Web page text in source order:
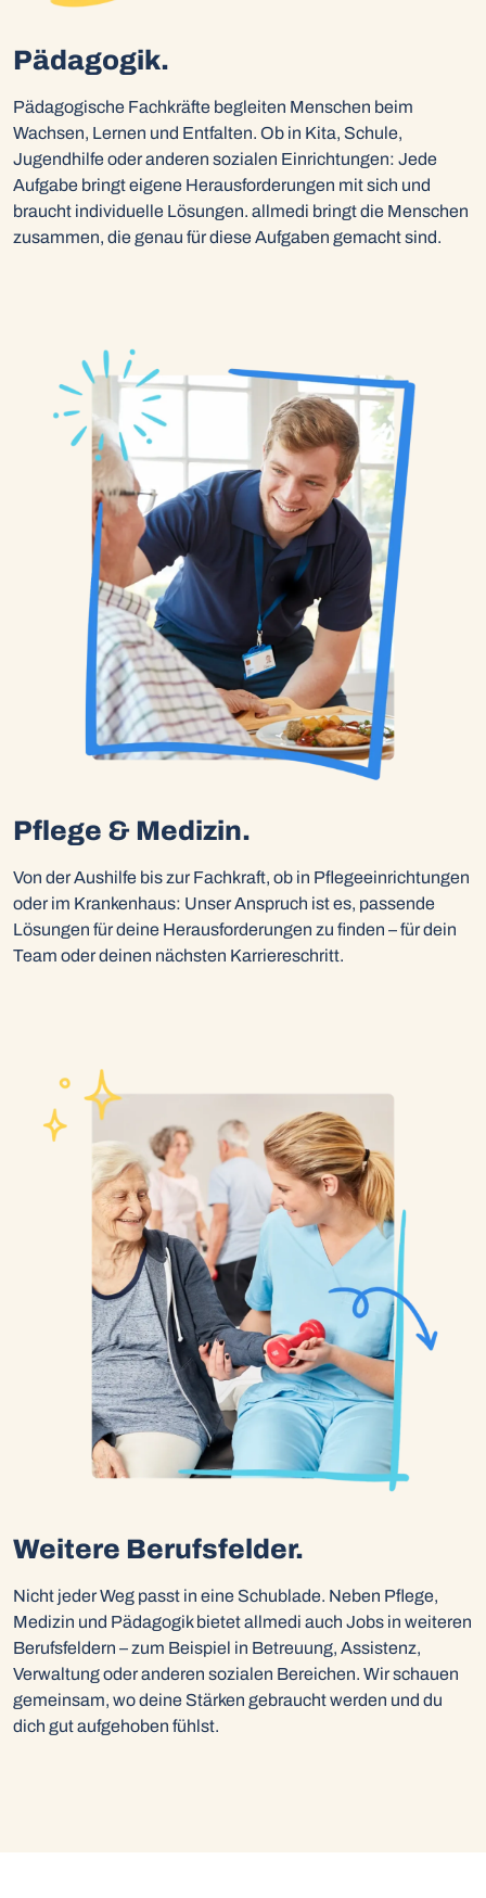
Pädagogik.
Pädagogische Fachkräfte begleiten Menschen beim
Wachsen, Lernen und Entfalten. Ob in Kita, Schule,
Jugendhilfe oder anderen sozialen Einrichtungen: Jede
Aufgabe bringt eigene Herausforderungen mit sich und
braucht individuelle Lösungen. allmedi bringt die Menschen
zusammen, die genau für diese Aufgaben gemacht sind.
Pflege & Medizin.
Von der Aushilfe bis zur Fachkraft, ob in Pflegeeinrichtungen
oder im Krankenhaus: Unser Anspruch ist es, passende
Lösungen für deine Herausforderungen zu finden – für dein
Team oder deinen nächsten Karriereschritt.
Weitere Berufsfelder.
Nicht jeder Weg passt in eine Schublade. Neben Pflege,
Medizin und Pädagogik bietet allmedi auch Jobs in weiteren
Berufsfeldern – zum Beispiel in Betreuung, Assistenz,
Verwaltung oder anderen sozialen Bereichen. Wir schauen
gemeinsam, wo deine Stärken gebraucht werden und du
dich gut aufgehoben fühlst.